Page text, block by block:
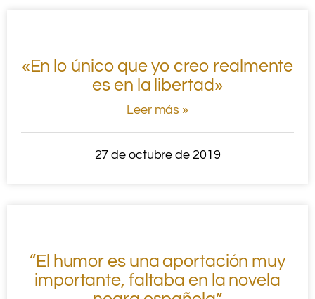
«En lo único que yo creo realmente
es en la libertad»
Leer más »
27 de octubre de 2019
“El humor es una aportación muy
importante, faltaba en la novela